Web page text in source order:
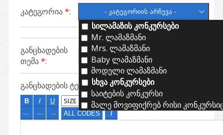
კატეგორია*:
სილამაზის კონკურსები
Mr. ლამაზმანი
Mrs. ლამაზმანი
Baby ლამაზმანი
მოდელი ლამაზმანი
სხვა კონკურსები
საიტების კონკურსი
მალე მოვიფიქრებ რისი
განცხადების
თემა*:
განცხადების ტექსტი*: